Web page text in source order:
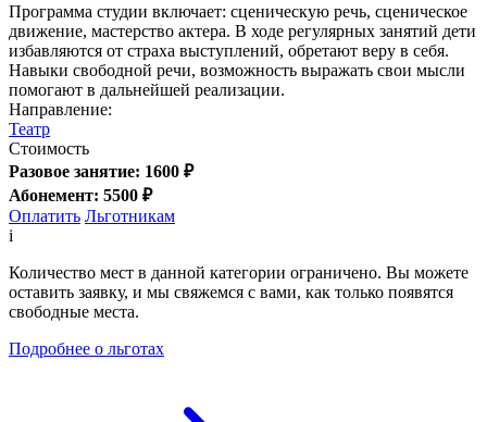
Программа студии включает: сценическую речь, сценическое
движение, мастерство актера. В ходе регулярных занятий дети
избавляются от страха выступлений, обретают веру в себя.
Навыки свободной речи, возможность выражать свои мысли
помогают в дальнейшей реализации.
Направление:
Театр
Стоимость
Разовое занятие: 1600 ₽
Абонемент: 5500 ₽
Оплатить Льготникам
i
Количество мест в данной категории ограничено. Вы можете
оставить заявку, и мы свяжемся с вами, как только появятся
свободные места.
Подробнее о льготах